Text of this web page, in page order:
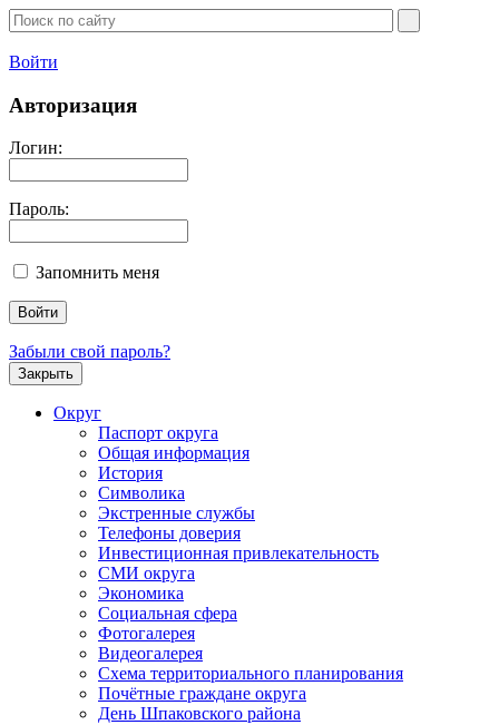
Войти
Авторизация
Логин:
Пароль:
Запомнить меня
Забыли свой пароль?
Закрыть
Округ
Паспорт округа
Общая информация
История
Символика
Экстренные службы
Телефоны доверия
Инвестиционная привлекательность
СМИ округа
Экономика
Социальная сфера
Фотогалерея
Видеогалерея
Схема территориального планирования
Почётные граждане округа
День Шпаковского района